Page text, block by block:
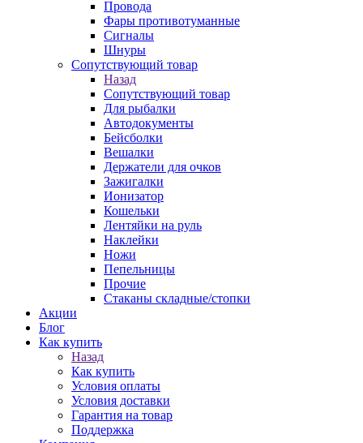
Провода
Фары противотуманные
Сигналы
Шнуры
Сопутствующий товар
Назад
Сопутствующий товар
Для рыбалки
Автодокументы
Бейсболки
Вешалки
Держатели для очков
Зажигалки
Ионизатор
Кошельки
Лентяйки на руль
Наклейки
Ножи
Пепельницы
Прочие
Стаканы складные/стопки
Акции
Блог
Как купить
Назад
Как купить
Условия оплаты
Условия доставки
Гарантия на товар
Поддержка